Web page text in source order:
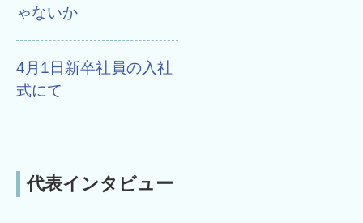
ゃないか
4月1日新卒社員の入社
式にて
代表インタビュー